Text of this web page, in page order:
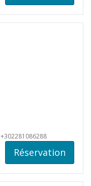
+302281086288
Réservation